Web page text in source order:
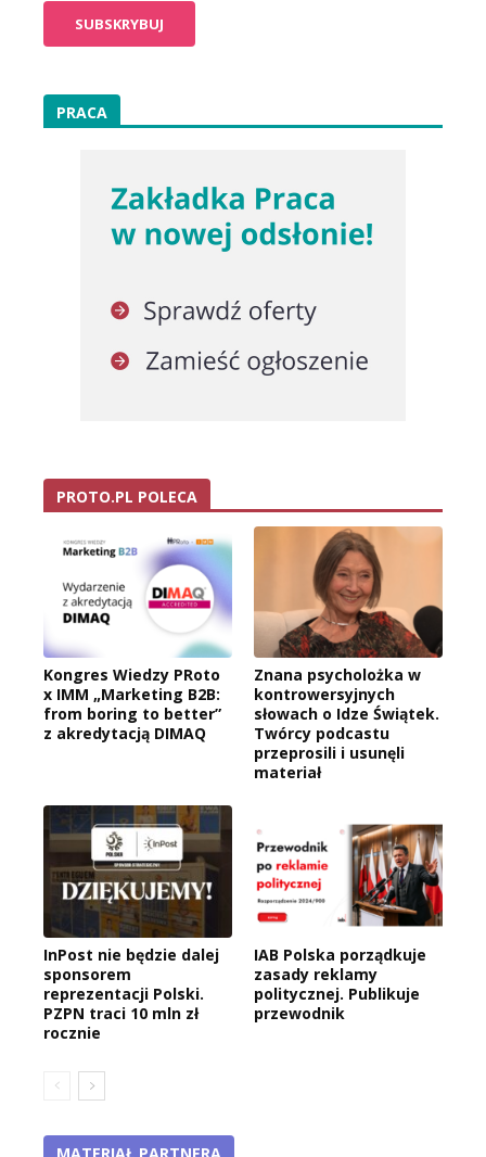
PRACA
PROTO.PL POLECA
Kongres Wiedzy PRoto
x IMM „Marketing B2B:
from boring to better”
z akredytacją DIMAQ
Znana psycholożka w
kontrowersyjnych
słowach o Idze Świątek.
Twórcy podcastu
przeprosili i usunęli
materiał
InPost nie będzie dalej
sponsorem
reprezentacji Polski.
PZPN traci 10 mln zł
rocznie
IAB Polska porządkuje
zasady reklamy
politycznej. Publikuje
przewodnik